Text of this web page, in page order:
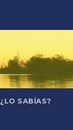
¿LO SABÍAS?